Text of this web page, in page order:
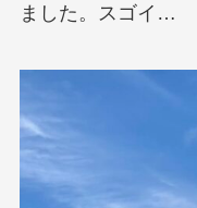
ました。スゴイ…